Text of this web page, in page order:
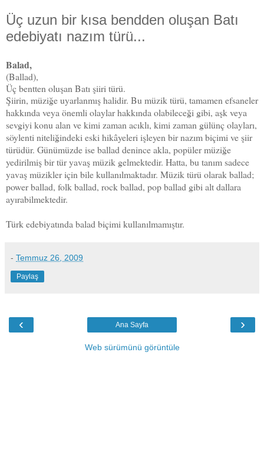
Üç uzun bir kısa bendden oluşan Batı
edebiyatı nazım türü...
Balad,
(Ballad),
Üç bentten oluşan Batı şiiri türü.
Şiirin, müziğe uyarlanmış halidir. Bu müzik türü, tamamen efsaneler
hakkında veya önemli olaylar hakkında olabileceği gibi, aşk veya
sevgiyi konu alan ve kimi zaman acıklı, kimi zaman gülünç olayları,
söylenti niteliğindeki eski hikâyeleri işleyen bir nazım biçimi ve şiir
türüdür. Günümüzde ise ballad denince akla, popüler müziğe
yedirilmiş bir tür yavaş müzik gelmektedir. Hatta, bu tanım sadece
yavaş müzikler için bile kullanılmaktadır. Müzik türü olarak ballad;
power ballad, folk ballad, rock ballad, pop ballad gibi alt dallara
ayırabilmektedir.
Türk edebiyatında balad biçimi kullanılmamıştır.
- Temmuz 26, 2009
Paylaş
‹ ›
Ana Sayfa
Web sürümünü görüntüle